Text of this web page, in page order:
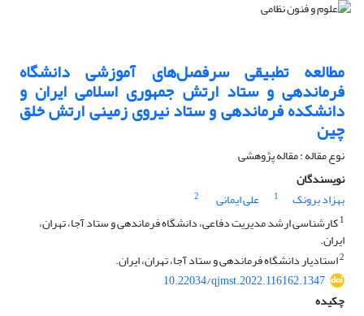
مطالعه تطبیقی سرفصل‌های آموزشی دانشگاه
فرماندهی و ستاد ارتش جمهوری اسلامی ایران و
دانشکده فرماندهی و ستاد نیروی زمینی ارتش خلق
چین
نوع مقاله : مقاله پژوهشی
نویسندگان
بهزاد برونک
1 علی ایمانی
2
1کارشناسی ارشد مدیریت دفاعی، دانشگاه فرماندهی و ستاد آجا، تهران،
ایران.
2استادیار دانشگاه فرماندهی و ستاد آجا، تهران، ایران.
10.22034/qjmst.2022.116162.1347
چکیده